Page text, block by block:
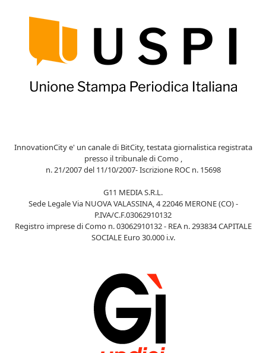
InnovationCity e' un canale di BitCity, testata giornalistica registrata
presso il tribunale di Como ,
n. 21/2007 del 11/10/2007- Iscrizione ROC n. 15698
G11 MEDIA S.R.L.
Sede Legale Via NUOVA VALASSINA, 4 22046 MERONE (CO) -
P.IVA/C.F.03062910132
Registro imprese di Como n. 03062910132 - REA n. 293834 CAPITALE
SOCIALE Euro 30.000 i.v.